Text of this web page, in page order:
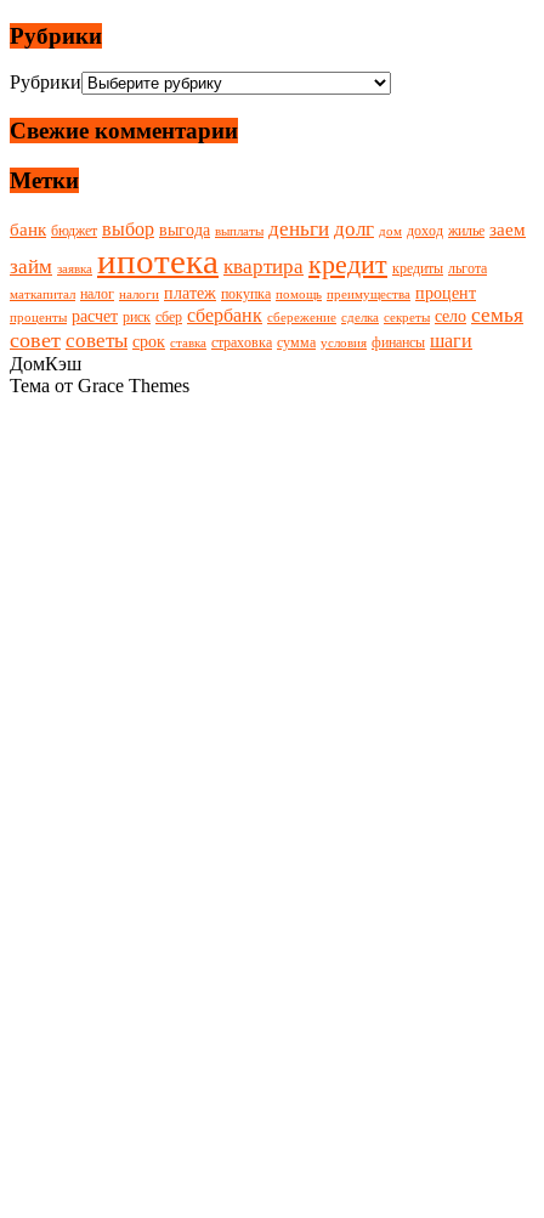
Рубрики
Рубрики
Свежие комментарии
Метки
банк бюджет выбор выгода выплаты деньги долг дом доход жилье заем
займ заявка ипотека квартира кредит кредиты льгота
маткапитал налог налоги платеж покупка помощь преимущества процент
проценты расчет риск сбер сбербанк сбережение сделка секреты село семья
совет советы срок ставка страховка сумма условия финансы шаги
ДомКэш
Тема от Grace Themes